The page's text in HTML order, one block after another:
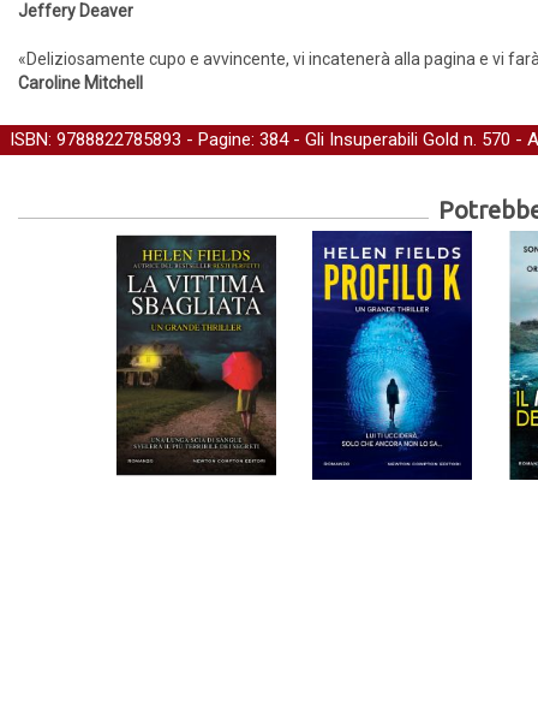
Jeffery Deaver
«Deliziosamente cupo e avvincente, vi incatenerà alla pagina e vi
Caroline Mitchell
ISBN: 9788822785893 - Pagine: 384 - Gli Insuperabili Gold n. 570 -